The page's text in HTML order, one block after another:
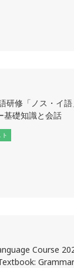
研修「ノス・イ
基礎知識と会話
Course